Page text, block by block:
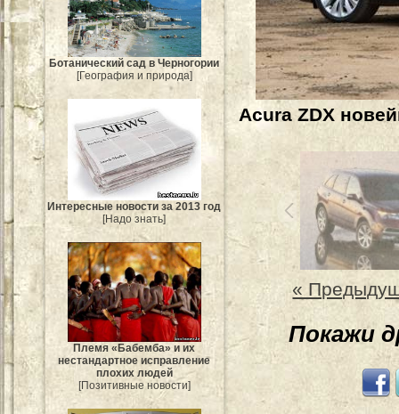
Ботанический сад в Черногории
[География и природа]
Интересные новости за 2013 год
[Надо знать]
Племя «Бабемба» и их
нестандартное исправление
плохих людей
[Позитивные новости]
Acura ZDX
«
Покажи